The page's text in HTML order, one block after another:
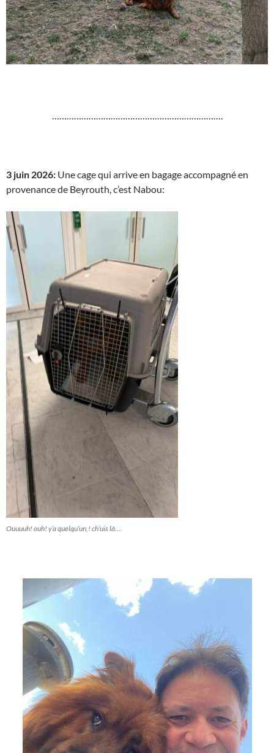
…………………………………………………………….
3 juin 2026: Une cage qui arrive en bagage accompagné en
provenance de Beyrouth, c’est Nabou:
Ouuuuh! ouh! y’a quelqu’un,! ch’uis là….